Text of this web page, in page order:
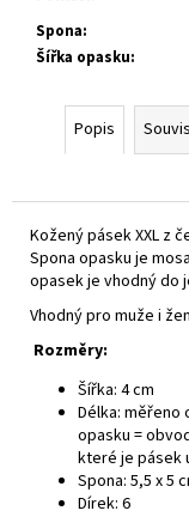
Spona:
Šířka opasku:
Popis
Kožený pásek XXL z
Spona opasku je
opasek je vhodný do
Vhodný pro muže i
Rozměry:
Šířka: 4 cm
Délka: měřeno
opasku =
které je pásek
Spona: 5,5 x 5
Dírek: 6